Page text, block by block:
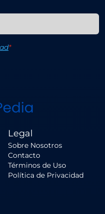
*
Legal
Sobre Nosotros
Contacto
Términos de Uso
Política de Privacidad